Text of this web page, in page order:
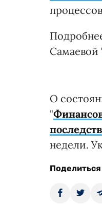
Самаевой
О
"
недели.
Поделиться